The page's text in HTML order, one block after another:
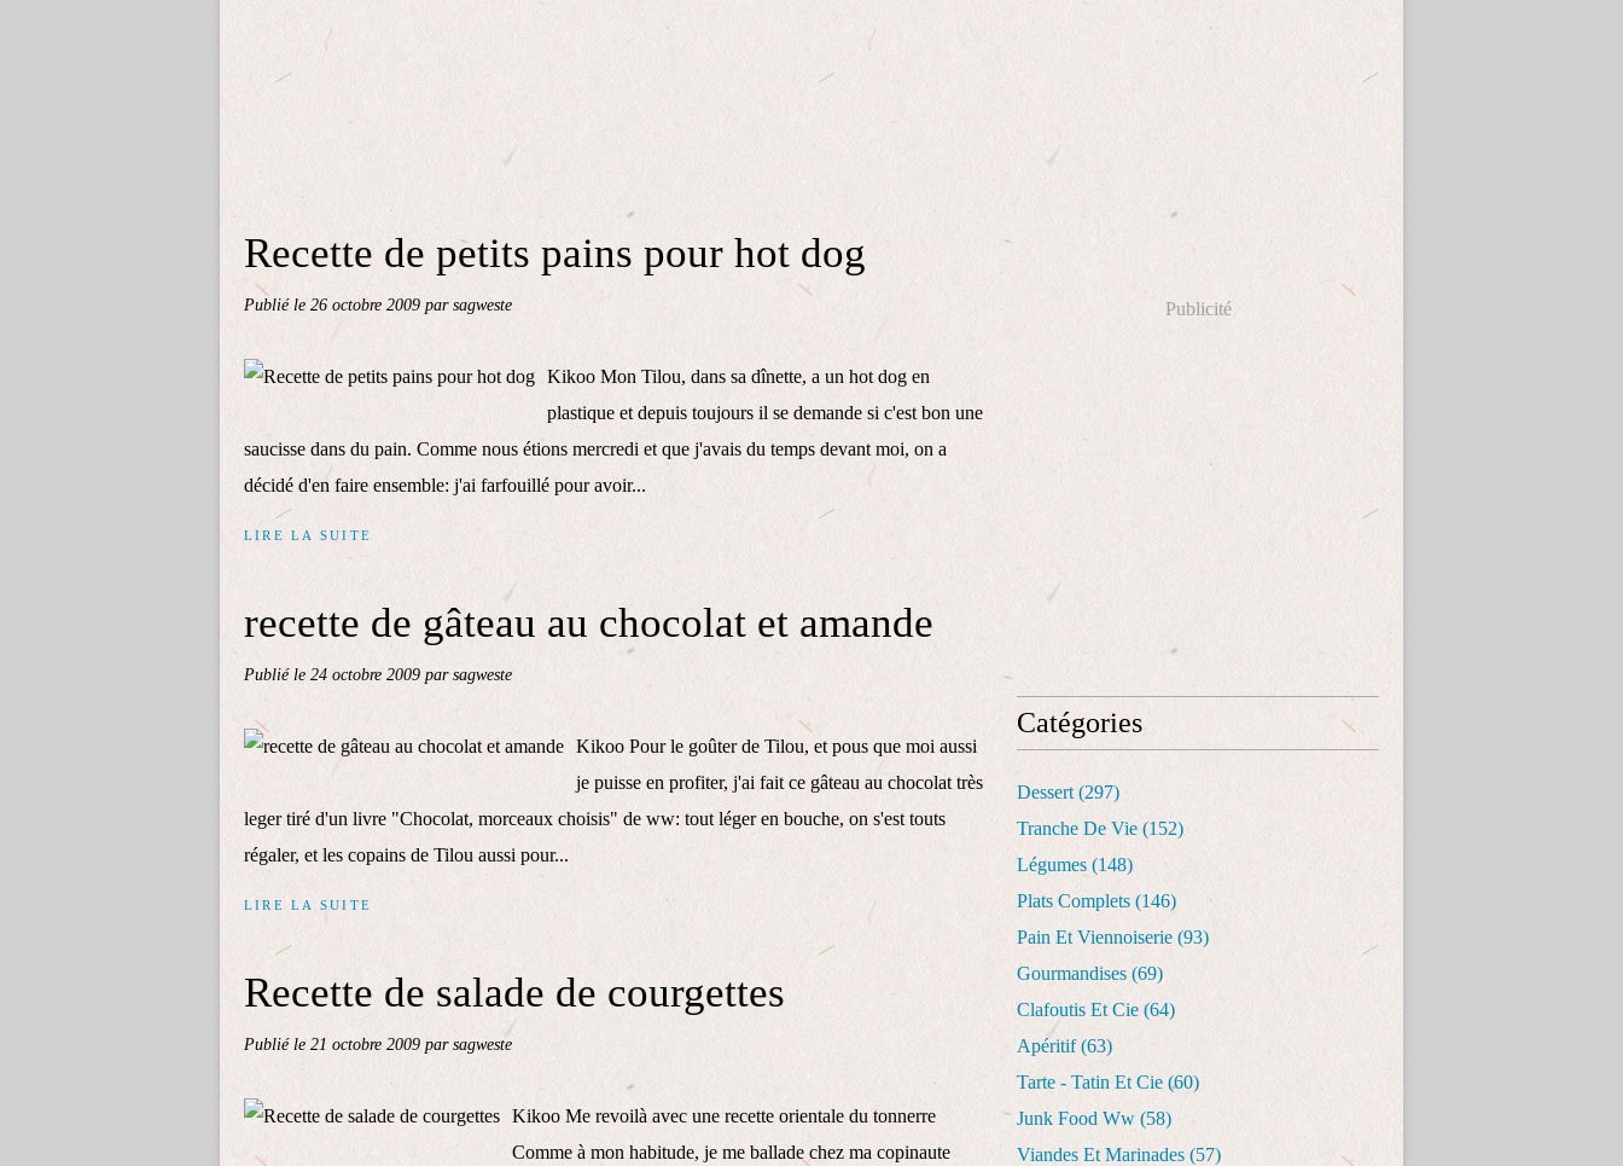
Recette de petits pains pour hot dog
Publié le 26 octobre 2009 par sagweste
Kikoo Mon Tilou, dans sa dînette, a un hot dog en
plastique et depuis toujours il se demande si c'est bon une
saucisse dans du pain. Comme nous étions mercredi et que j'avais du temps devant moi, on a
décidé d'en faire ensemble: j'ai farfouillé pour avoir...
LIRE LA SUITE
recette de gâteau au chocolat et amande
Publié le 24 octobre 2009 par sagweste
Kikoo Pour le goûter de Tilou, et pous que moi aussi
je puisse en profiter, j'ai fait ce gâteau au chocolat très
leger tiré d'un livre "Chocolat, morceaux choisis" de ww: tout léger en bouche, on s'est touts
régaler, et les copains de Tilou aussi pour...
LIRE LA SUITE
Recette de salade de courgettes
Publié le 21 octobre 2009 par sagweste
Kikoo Me revoilà avec une recette orientale du tonnerre
Comme à mon habitude, je me ballade chez ma copinaute
Publicité
Catégories
Dessert (297)
Tranche De Vie (152)
Légumes (148)
Plats Complets (146)
Pain Et Viennoiserie (93)
Gourmandises (69)
Clafoutis Et Cie (64)
Apéritif(63)
Tarte - Tatin Et Cie (60)
Junk Food Ww (58)
Viandes Et Marinades (57)